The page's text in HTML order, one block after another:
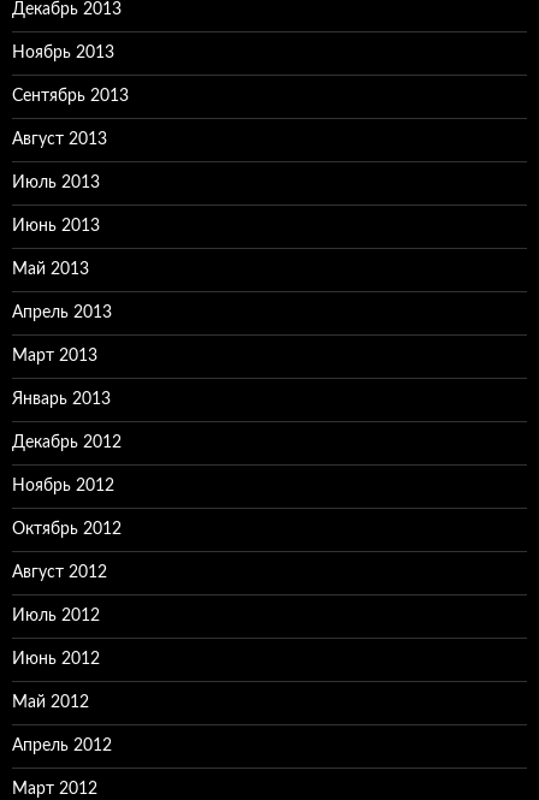
Декабрь 2013
Ноябрь 2013
Сентябрь 2013
Август 2013
Июль 2013
Июнь 2013
Май 2013
Апрель 2013
Март 2013
Январь 2013
Декабрь 2012
Ноябрь 2012
Октябрь 2012
Август 2012
Июль 2012
Июнь 2012
Май 2012
Апрель 2012
Март 2012